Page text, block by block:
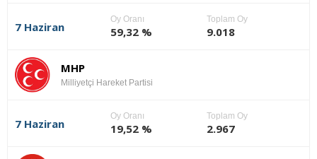
7 Haziran
Oy Oranı
59,32 %
Toplam Oy
9.018
MHP
Milliyetçi Hareket Partisi
7 Haziran
Oy Oranı
19,52 %
Toplam Oy
2.967